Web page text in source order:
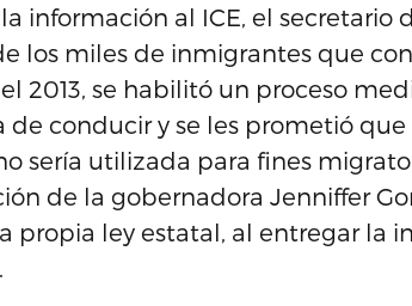
información al ICE, el secretario
los miles de inmigrantes que
2013, se habilitó un proceso
de conducir y se les prometió
sería utilizada para fines
de la gobernadora Jenniffer
propia ley estatal, al entregar la